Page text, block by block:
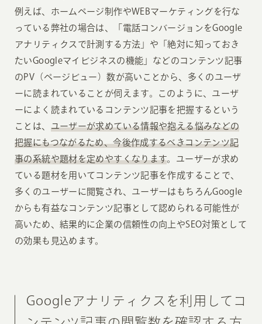
例えば、ホームページ制作やWEBマーケティングを行な
っている弊社の場合は、「電話コンバージョンをGoogle
アナリティクスで計測する方法」や「絶対に知っておき
たいGoogleマイビジネスの機能」などのコンテンツ記事
のPV（ページビュー）数が高いことから、多くのユーザ
ーに読まれていることが伺えます。このように、ユーザ
ーによく読まれているコンテンツ記事を把握するという
ことは、 ユーザーが求めている情報や抱える悩みなどの
把握にもつながるため、今後作成するべきコンテンツ記
事の系統や題材を定めやすくなります。ユーザーが求め
ている題材を用いてコンテンツ記事を作成することで、
多くのユーザーに閲覧され、ユーザーはもちろんGoogle
からも有益なコンテンツ記事として認められる可能性が
高いため、結果的に企業の信頼性の向上やSEO対策として
の効果も見込めます。
Googleアナリティクスを利用してコ